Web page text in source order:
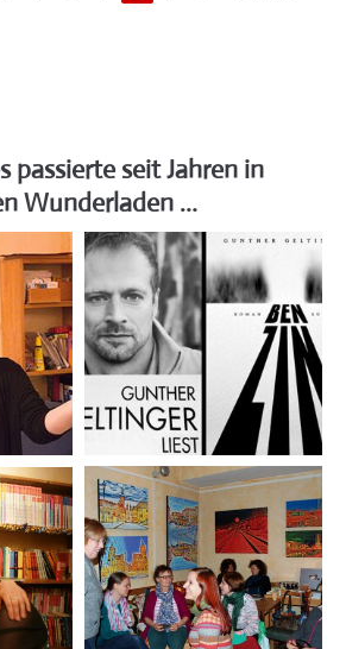
passierte seit Jahren in
Wunderladen …